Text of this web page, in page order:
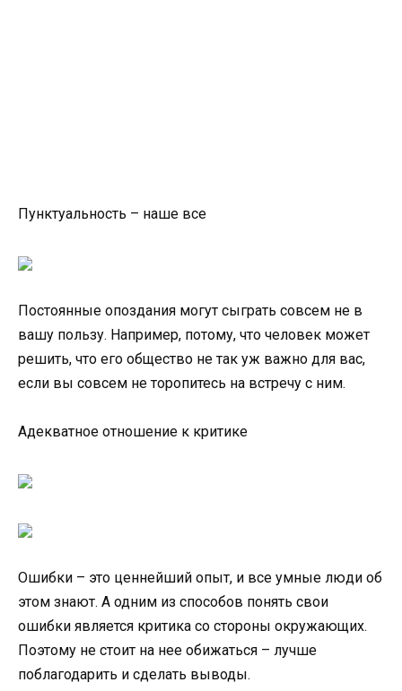
Пунктуальность – наше все
Постоянные опоздания могут сыграть совсем не в
вашу пользу. Например, потому, что человек может
решить, что его общество не так уж важно для вас,
если вы совсем не торопитесь на встречу с ним.
Адекватное отношение к критике
Ошибки – это ценнейший опыт, и все умные люди об
этом знают. А одним из способов понять свои
ошибки является критика со стороны окружающих.
Поэтому не стоит на нее обижаться – лучше
поблагодарить и сделать выводы.